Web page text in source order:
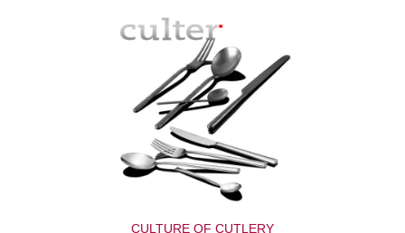
CULTURE OF CUTLERY